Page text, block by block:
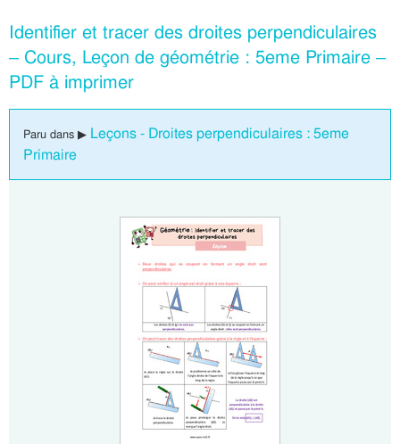
Identifier et tracer des droites perpendiculaires
– Cours, Leçon de géométrie : 5eme Primaire –
PDF à imprimer
Paru dans ▶ Leçons - Droites perpendiculaires : 5eme
Primaire